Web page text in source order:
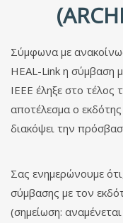
Σύμφωνα με
HEAL-Link η σύμβαση
IEEE έληξε στο τέλος
αποτέλεσμα ο
διακόψει την
Σας ενημερώνουμε
σύμβασης με τον
(σημείωση: